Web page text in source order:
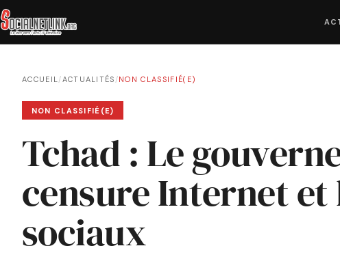
ACCUEIL/ACTUALITÉS /NON CLASSIFIÉ(E)
NON CLASSIFIÉ(E)
Tchad : Le
censure Internet et
sociaux